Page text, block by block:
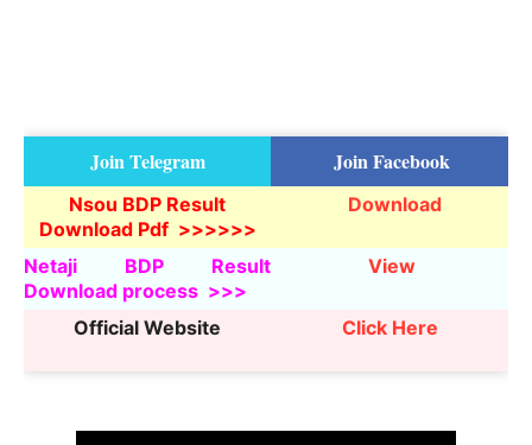
Join Telegram Join Facebook
Nsou BDP Result
Download Pdf >>>>>>
Download
Netaji BDP Result
Download process >>>
View
Official Website Click Here